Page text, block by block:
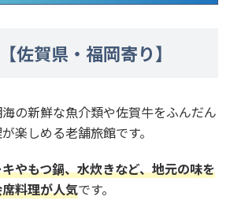
佐賀県・福岡寄り】
の新鮮な魚介類や佐賀牛をふんだん
楽しめる老舗旅館です。
やもつ鍋、水炊きなど、地元の味を
料理が人気です。